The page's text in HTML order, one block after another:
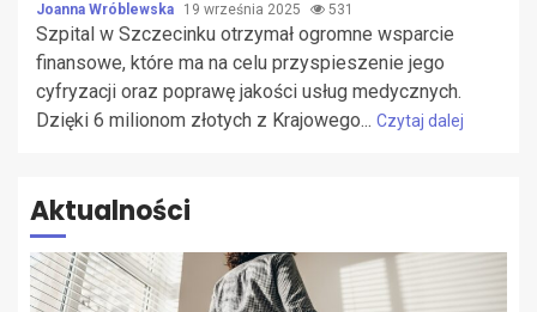
Joanna Wróblewska 19 września 2025 531
Szpital w Szczecinku otrzymał ogromne wsparcie
finansowe, które ma na celu przyspieszenie jego
cyfryzacji oraz poprawę jakości usług medycznych.
Dzięki 6 milionom złotych z Krajowego... Czytaj dalej
Aktualności